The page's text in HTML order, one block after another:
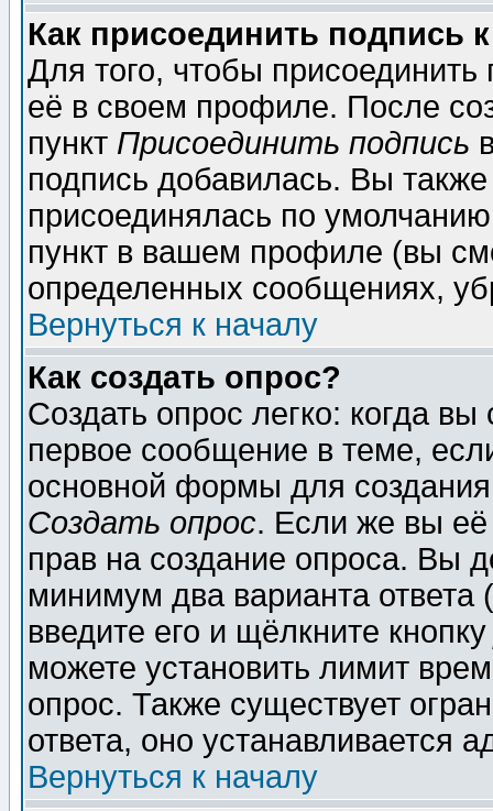
Как присоединить подпись
Для того, чтобы
её в своем профиле. После
пункт Присоединить подпись
подпись добавилась. Вы
присоединялась по
пункт в вашем профиле (вы
определенных сообщениях,
Вернуться к началу
Как создать опрос?
Создать опрос легко: когда
первое сообщение в теме,
основной формы для
Создать опрос. Если же вы её
прав на создание опроса. Вы
минимум два варианта ответа
введите его и щёлкните
можете установить лимит
опрос. Также существует
ответа, оно устанавливается
Вернуться к началу